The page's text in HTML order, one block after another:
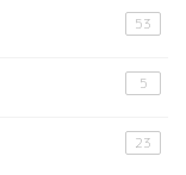
53
5
23